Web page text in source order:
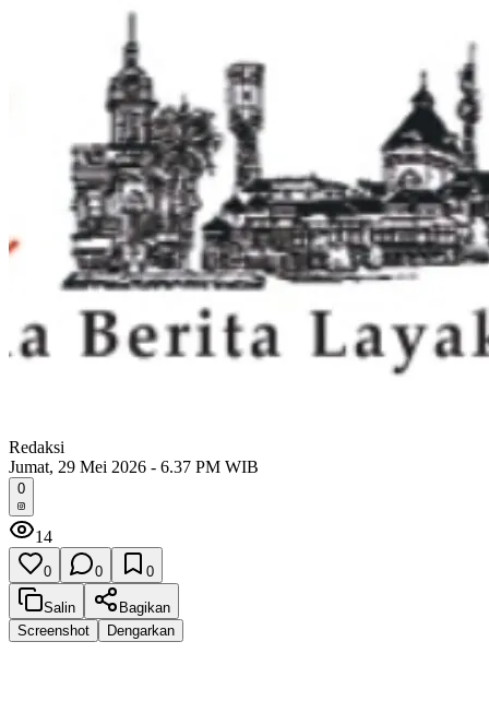
Redaksi
Jumat, 29 Mei 2026 - 6.37 PM WIB
0
14
0 0 0
Salin
Bagikan
Screenshot
Dengarkan